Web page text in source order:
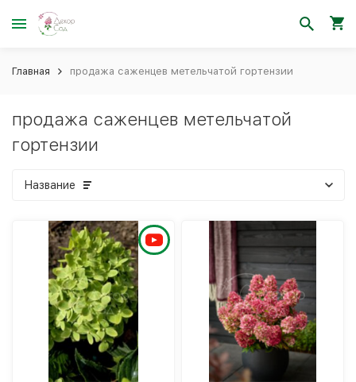
Главная продажа саженцев метельчатой гортензии
продажа саженцев метельчатой
гортензии
Название